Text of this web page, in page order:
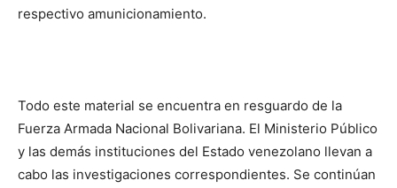
respectivo amunicionamiento.
Todo este material se encuentra en resguardo de la
Fuerza Armada Nacional Bolivariana. El Ministerio Público
y las demás instituciones del Estado venezolano llevan a
cabo las investigaciones correspondientes. Se continúan